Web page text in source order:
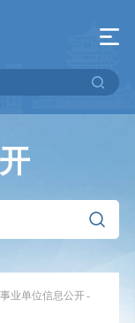
业单位信息公开-